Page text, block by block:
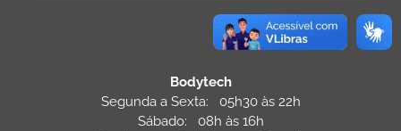
Bodytech
Segunda a Sexta: 05h30 às 22h
Sábado: 08h às 16h